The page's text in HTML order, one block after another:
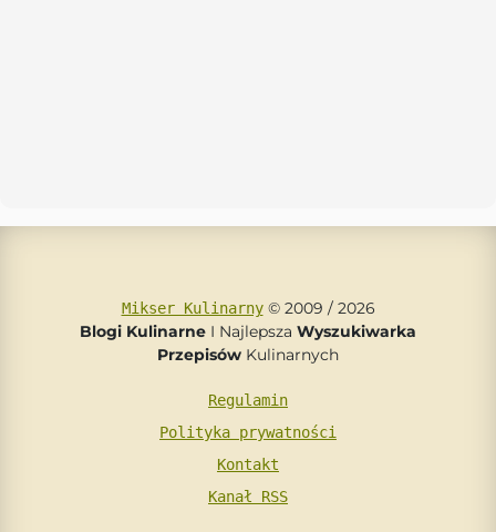
Mikser Kulinarny© 2009 / 2026
Blogi Kulinarne I Najlepsza Wyszukiwarka
Przepisów Kulinarnych
Regulamin
Polityka prywatności
Kontakt
Kanał RSS